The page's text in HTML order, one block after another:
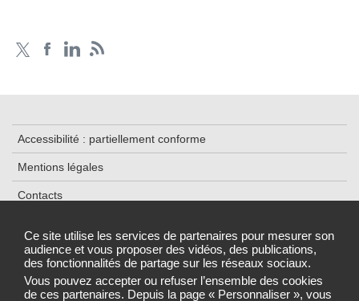
Ce site utilise les services de partenaires pour mesurer son
audience et vous proposer des vidéos, des publications,
des fonctionnalités de partage sur les réseaux sociaux.
Vous pouvez accepter ou refuser l’ensemble des cookies
de ces partenaires. Depuis la page « Personnaliser », vous
Accessibilité : partiellement conforme
Mentions légales
Contacts
Traitement de données
Gestion des cookies